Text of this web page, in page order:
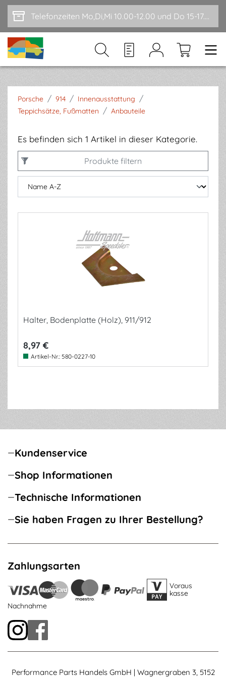
Zum Hauptinhalt springen Telefonzeiten Mo,Di,Mi 10.00-12.00 und Do 15-17.00
Porsche / 914 / Innenausstattung /
Teppichsätze, Fußmatten / Anbauteile
Es befinden sich 1 Artikel in dieser Kategorie.
Produkte filtern
Halter, Bodenplatte (Holz), 911/912
8,97 €
Artikel-Nr.: 580-0227-10
Kundenservice
Shop Informationen
Technische Informationen
Sie haben Fragen zu Ihrer Bestellung?
Zahlungsarten
Voraus
kasse
Nachnahme
Performance Parts Handels GmbH | Wagnergraben 3, 5152